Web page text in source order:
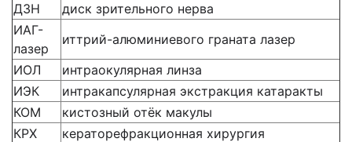
ДЗН
диск зрительного нерва
ИАГ-
лазер
иттрий-алюминиевого граната лазер
ИОЛ
интраокулярная линза
ИЭК
интракапсулярная экстракция катаракты
КОМ
кистозный отёк макулы
КРХ
кераторефракционная хирургия